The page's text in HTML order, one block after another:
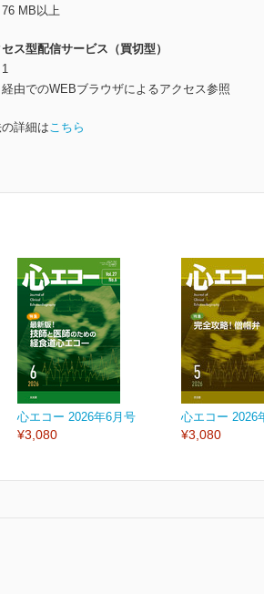
76 MB以上
ス型配信サービス（買切型）
1
由でのWEBブラウザによるアクセス参照
詳細はこちら
心エコー 2026年6月号
¥3,080
心エコー 2026
¥3,080